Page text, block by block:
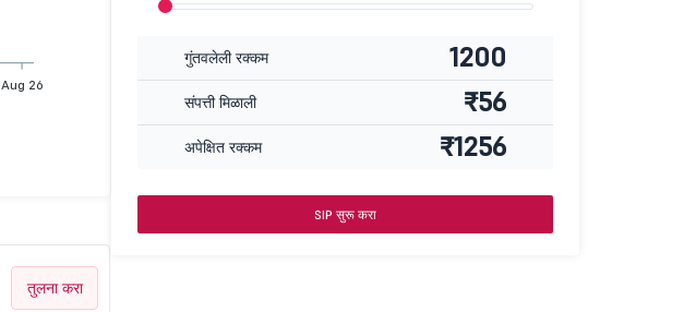
Aug 26
तुलना करा
गुंतवलेली रक्कम 1200
संपत्ती मिळाली ₹56
अपेक्षित रक्कम ₹1256
SIP सुरू करा